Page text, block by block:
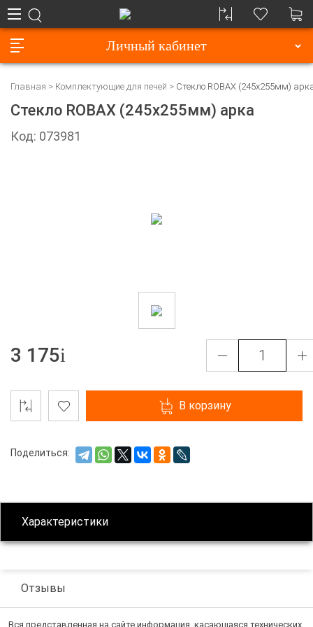
Личный кабинет
Главная Комплектующие для печей Стекло ROBAX (245х255мм)
Стекло ROBAX (245х255мм) арка
Код: 073981
3 175
В корзину
Поделиться:
Характеристики
Отзывы
Вся представленная на сайте информация, касающаяся технических